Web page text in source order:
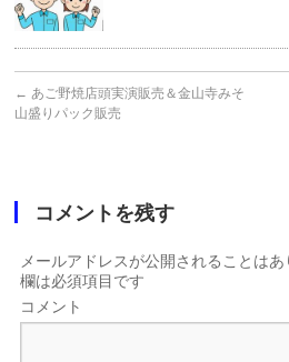
← あご野焼店頭実演販売＆金山寺みそ
山盛りパック販売
コメントを残す
メールアドレスが公開されることはあ
欄は必須項目です
コメント